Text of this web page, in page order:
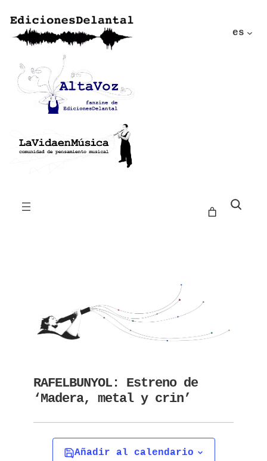
es
Buscar
RAFELBUNYOL: Estreno de
‘Madera, metal y crin’
Añadir al calendario